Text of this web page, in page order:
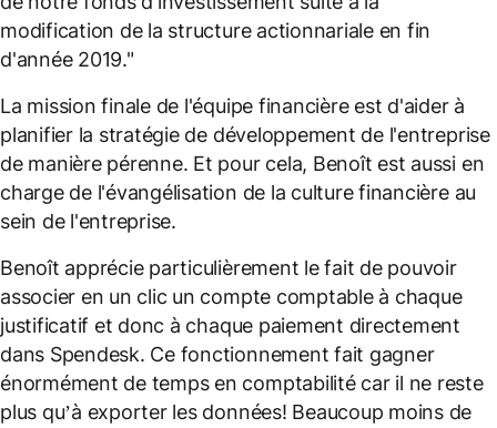
modification de la structure actionnariale en fin
d'année 2019."
La mission finale de l'équipe financière est d'aider à
planifier la stratégie de développement de l'entreprise
de manière pérenne. Et pour cela, Benoît est aussi en
charge de l'évangélisation de la culture financière au
sein de l'entreprise.
Benoît apprécie particulièrement le fait de pouvoir
associer en un clic un compte comptable à chaque
justificatif et donc à chaque paiement directement
dans Spendesk. Ce fonctionnement fait gagner
énormément de temps en comptabilité car il ne reste
plus qu’à exporter les données! Beaucoup moins de